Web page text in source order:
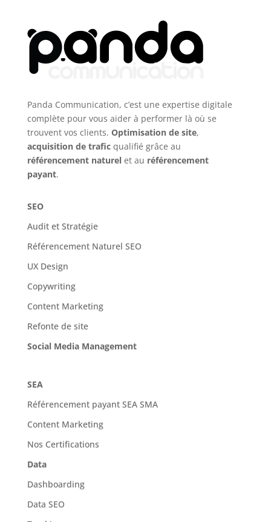
Panda Communication, c’est une expertise digitale
complète pour vous aider à performer là où se
trouvent vos clients. Optimisation de site,
acquisition de traficqualifié grâce au
référencement naturelet au référencement
payant.
SEO
Audit et Stratégie
Référencement Naturel SEO
UX Design
Copywriting
Content Marketing
Refonte de site
Social Media Management
SEA
Référencement payant SEA SMA
Content Marketing
Nos Certifications
Data
Dashboarding
Data SEO